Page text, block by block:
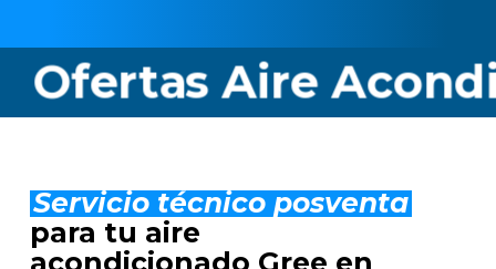
Aire
Servicio técnico posventa
para tu aire
acondicionado Gree en